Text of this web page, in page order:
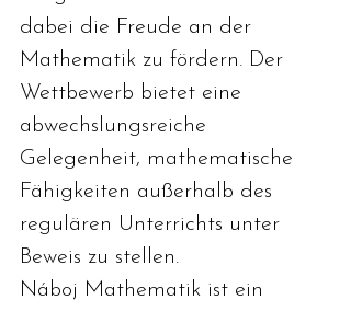
dabei die Freude an der
Mathematik zu fördern. Der
Wettbewerb bietet eine
abwechslungsreiche
Gelegenheit, mathematische
Fähigkeiten außerhalb des
regulären Unterrichts unter
Beweis zu stellen.
Náboj Mathematik ist ein